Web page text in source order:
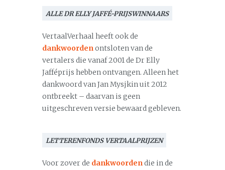
ALLE DR ELLY JAFFÉ-PRIJSWINNAARS
VertaalVerhaal heeft ook de
dankwoordenontsloten van de
vertalers die vanaf 2001 de Dr Elly
Jafféprijs hebben ontvangen. Alleen het
dankwoord van Jan Mysjkin uit 2012
ontbreekt – daarvan is geen
uitgeschreven versie bewaard gebleven.
LETTERENFONDS VERTAALPRIJZEN
Voor zover de dankwoordendie in de